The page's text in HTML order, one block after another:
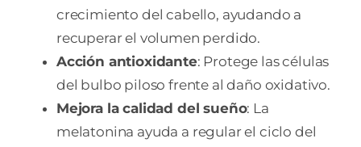
crecimiento del cabello, ayudando a
recuperar el volumen perdido.
Acción antioxidante: Protege las células
del bulbo piloso frente al daño oxidativo.
Mejora la calidad del sueño: La
melatonina ayuda a regular el ciclo del